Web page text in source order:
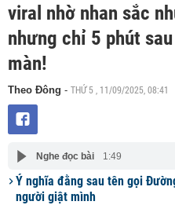
viral nhờ nhan sắc
nhưng chỉ 5 phút
màn!
Theo Đông - THỨ 5 , 11/09/2025, 08:41
Nghe đọc bài 1:49
Ý nghĩa đằng sau tên gọi
người giật mình